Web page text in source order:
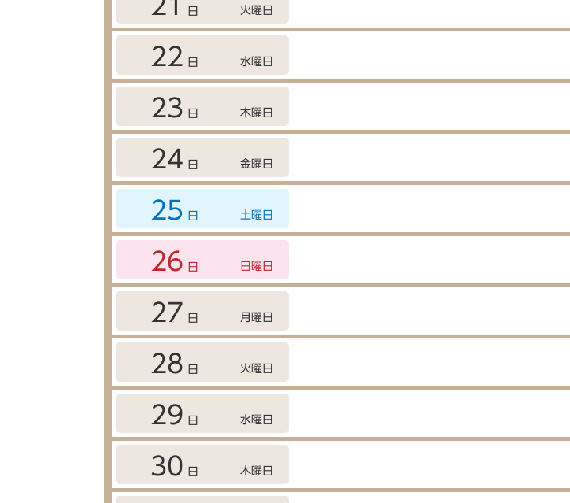
21 日 火曜日
22 日 水曜日
23 日 木曜日
24 日 金曜日
25 日 土曜日
26 日 日曜日
27 日 月曜日
28 日 火曜日
29 日 水曜日
30 日 木曜日